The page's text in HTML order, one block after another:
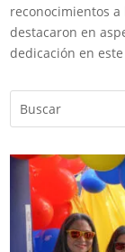
reconocimientos
destacaron en
dedicación en